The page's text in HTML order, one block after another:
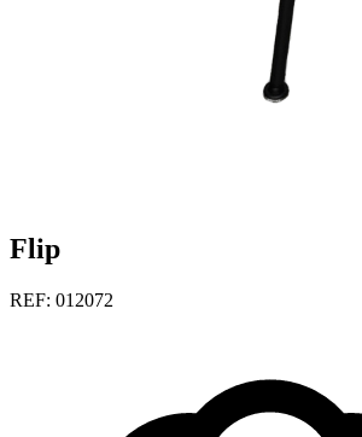
Flip
REF: 012072